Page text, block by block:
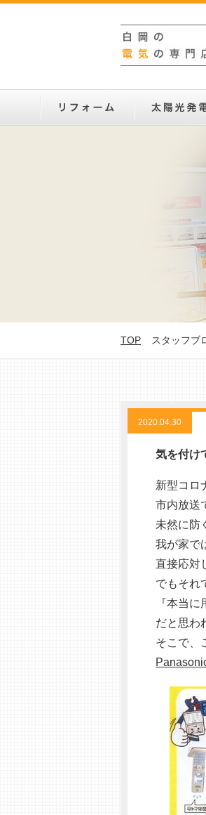
TOP スタッフブ
2020.04.30
気を付け
新型コロ
市内放送
未然に防
我が家で
直接応対
でもそれ
『本当
だと思わ
そこで、